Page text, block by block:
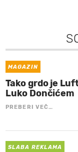
MAGAZIN
Tako grdo je
Luko Dončićem
PREBERI VEČ…
SLABA REKLAMA